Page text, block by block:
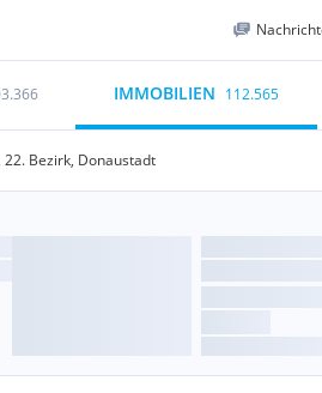
IMMOBILIEN 112.565
22. Bezirk, Donaustadt